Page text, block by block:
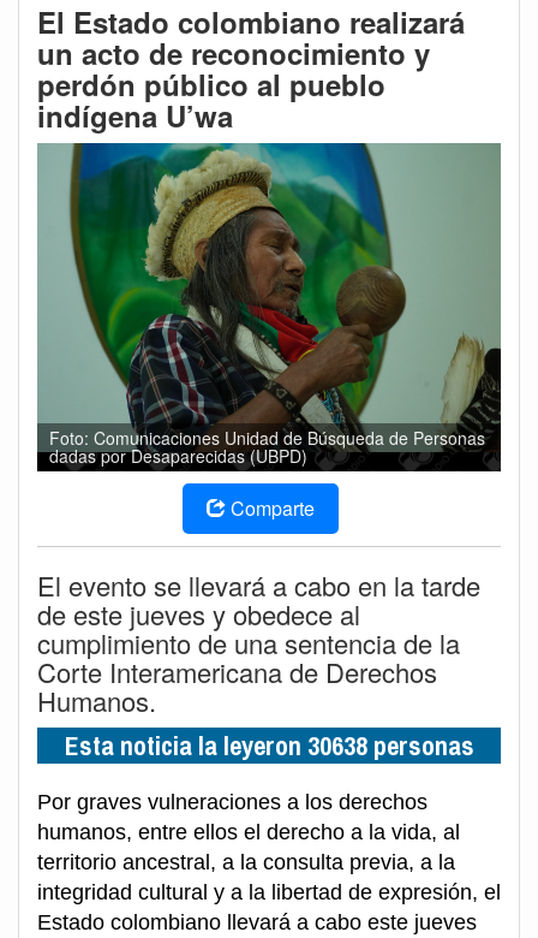
El Estado colombiano realizará
un acto de reconocimiento y
perdón público al pueblo
indígena U’wa
Foto: Comunicaciones Unidad de Búsqueda de Personas
dadas por Desaparecidas (UBPD)
Comparte
El evento se llevará a cabo en la tarde
de este jueves y obedece al
cumplimiento de una sentencia de la
Corte Interamericana de Derechos
Humanos.
Esta noticia la leyeron 30638 personas
Por graves vulneraciones a los derechos
humanos, entre ellos el derecho a la vida, al
territorio ancestral, a la consulta previa, a la
integridad cultural y a la libertad de expresión, el
Estado colombiano llevará a cabo este jueves